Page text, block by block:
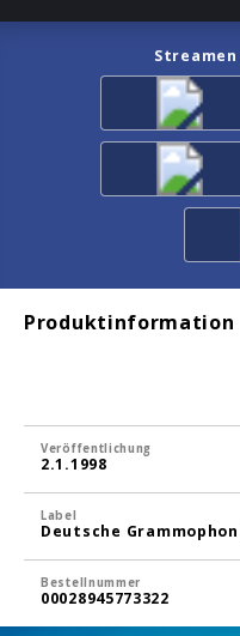
Streamen
Produktinformation
Veröffentlichung
2.1.1998
Label
Deutsche Grammophon
Bestellnummer
00028945773322